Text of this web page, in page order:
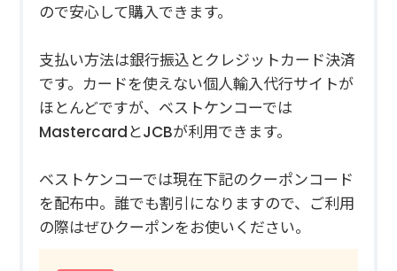
ので安心して購入できます。
支払い方法は銀行振込とクレジットカード決済
です。カードを使えない個人輸入代行サイトが
ほとんどですが、ベストケンコーでは
MastercardとJCBが利用できます。
ベストケンコーでは現在下記のクーポンコード
を配布中。誰でも割引になりますので、ご利用
の際はぜひクーポンをお使いください。